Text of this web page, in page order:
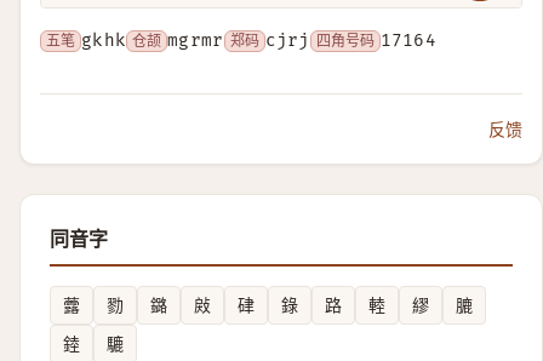
五笔 gkhk 仓颉 mgrmr 郑码 cjrj 四角号码 17164
反馈
同音字
虂 勠 鏴 㪐 硉 錄 路 䡜 繆
膔
錴
騼